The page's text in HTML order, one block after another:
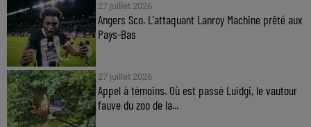
27 juillet 2026
Angers Sco. L'attaquant Lanroy Machine prêté aux
Pays-Bas
27 juillet 2026
Appel à témoins. Où est passé Luidgi, le vautour
fauve du zoo de la...